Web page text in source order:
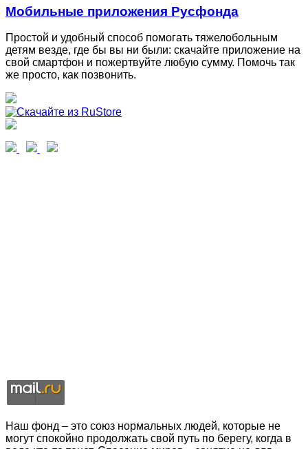
Мобильные приложения Русфонда
Простой и удобный способ помогать тяжелобольным
детям везде, где бы вы ни были: скачайте приложение на
свой смартфон и пожертвуйте любую сумму. Помочь так
же просто, как позвонить.
Наш фонд – это союз нормальных людей, которые не
могут спокойно продолжать свой путь по берегу, когда в